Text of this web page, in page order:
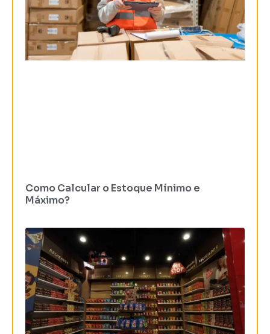
Como Calcular o Estoque Mínimo e
Máximo?